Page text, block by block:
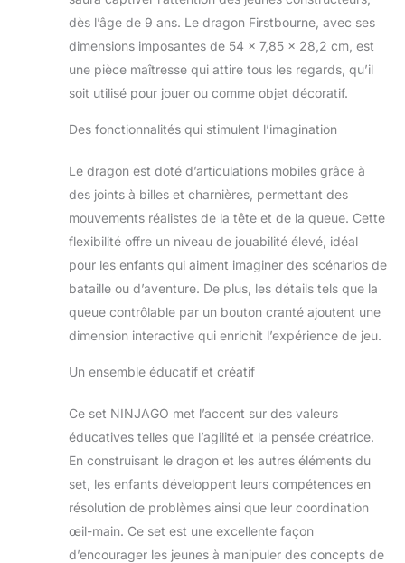
limite Firstbourne
mesure plus de 19
cm de haut, 53 cm
de long et 48 cm de
large 882 pièces
pour les filles et les
ans Issu de la série
dès l’âge de 9 ans. Le dragon Firstbourne, avec ses
dimensions imposantes de 54 x 7,85 x 28,2 cm, est
une pièce maîtresse qui attire tous les regards, qu’il
soit utilisé pour jouer ou comme objet décoratif.
Des fonctionnalités qui stimulent l’imagination
Le dragon est doté d’articulations mobiles grâce à
des joints à billes et charnières, permettant des
mouvements réalistes de la tête et de la queue. Cette
flexibilité offre un niveau de jouabilité élevé, idéal
pour les enfants qui aiment imaginer des scénarios de
bataille ou d’aventure. De plus, les détails tels que la
queue contrôlable par un bouton cranté ajoutent une
dimension interactive qui enrichit l’expérience de jeu.
Un ensemble éducatif et créatif
Ce set NINJAGO met l’accent sur des valeurs
éducatives telles que l’agilité et la pensée créatrice.
En construisant le dragon et les autres éléments du
set, les enfants développent leurs compétences en
résolution de problèmes ainsi que leur coordination
œil-main. Ce set est une excellente façon
d’encourager les jeunes à manipuler des concepts de